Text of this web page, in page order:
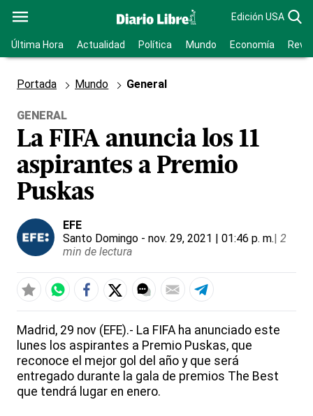
Edición USA
Última Hora Actualidad Política Mundo Economía
Portada Mundo General
GENERAL
La FIFA anuncia los 11
aspirantes a Premio
Puskas
EFE
Santo Domingo - nov. 29, 2021 | 01:46 p. m.| 2
min de lectura
Madrid, 29 nov (EFE).- La FIFA ha anunciado este
lunes los aspirantes a Premio Puskas, que
reconoce el mejor gol del año y que será
entregado durante la gala de premios The Best
que tendrá lugar en enero.